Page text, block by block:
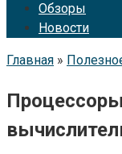
Обзоры
Новости
Главная »